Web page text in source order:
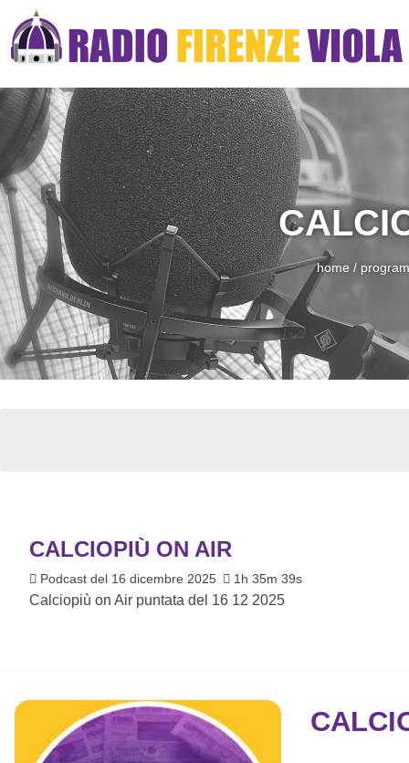
home /
CALCIOPIÙ ON AIR
Podcast del 16 dicembre 2025 1h 35m 39s
Calciopiù on Air puntata del 16 12 2025